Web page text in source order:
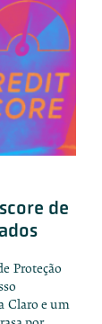
de
Proteção
Claro e um